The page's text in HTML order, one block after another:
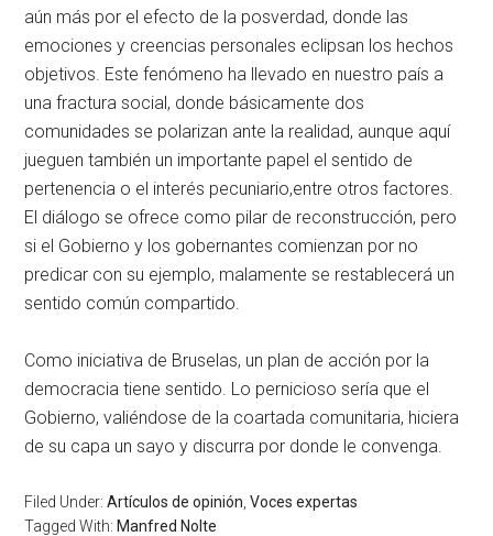
aún más por el efecto de la posverdad, donde las
emociones y creencias personales eclipsan los hechos
objetivos. Este fenómeno ha llevado en nuestro país a
una fractura social, donde básicamente dos
comunidades se polarizan ante la realidad, aunque aquí
jueguen también un importante papel el sentido de
pertenencia o el interés pecuniario,entre otros factores.
El diálogo se ofrece como pilar de reconstrucción, pero
si el Gobierno y los gobernantes comienzan por no
predicar con su ejemplo, malamente se restablecerá un
sentido común compartido.
Como iniciativa de Bruselas, un plan de acción por la
democracia tiene sentido. Lo pernicioso sería que el
Gobierno, valiéndose de la coartada comunitaria, hiciera
de su capa un sayo y discurra por donde le convenga.
Filed Under:Artículos de opinión ,Voces expertas
Tagged With: Manfred Nolte